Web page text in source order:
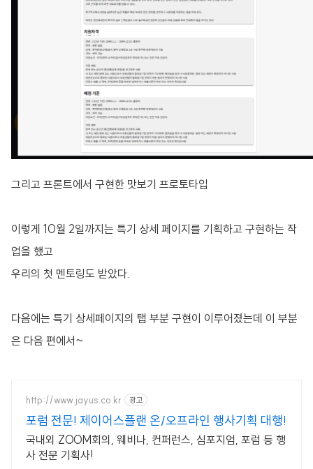
그리고 프론트에서 구현한 맛보기 프로토타입
이렇게 10월 2일까지는 특기 상세 페이지를 기획하고 구현하는 작
업을 했고
우리의 첫 멘토링도 받았다.
다음에는 특기 상세페이지의 탭 부분 구현이 이루어졌는데 이 부분
은 다음 편에서~
http://www.jayus.co.kr 광고
포럼 전문! 제이어스플랜 온/오프라인 행사기획 대행!
국내외 ZOOM회의, 웨비나, 컨퍼런스, 심포지엄, 포럼 등 행
사 전문 기획사!